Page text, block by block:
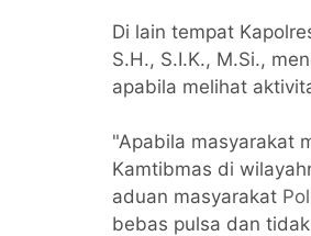
Di lain tempat
S.H., S.I.K., M.Si.,
apabila melihat
"Apabila masyarakat
Kamtibmas di
aduan masyarakat
bebas pulsa dan